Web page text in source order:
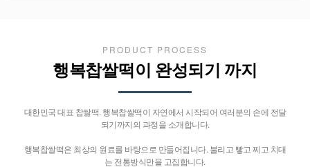
PRODUCT PROCESS
행복찹쌀떡이 완성되기 까지
대한민국 대표 찹쌀떡. 행복찹쌀떡이 자연에서 시작되어 여러분의 손에 전달
되기까지의 과정을 소개합니다.
행복찹쌀떡은 최상의 원료를 바탕으로 만들어집니다. 불리고 빻고 찌고 치대
는 전통방식만을 고집합니다.